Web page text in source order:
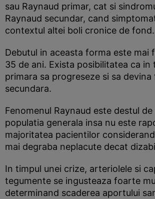
sau Raynaud primar, cat si
Raynaud secundar, cand
contextul altei boli cronice de fond.
Debutul in aceasta forma este mai
35 de ani. Exista posibilitatea ca in
primara sa progreseze si sa devina
secundara.
Fenomenul Raynaud este destul
populatia generala insa nu este
majoritatea pacientilor
mai degraba neplacute decat
In timpul unei crize, arteriolele si
tegumente se ingusteaza foarte
determinand scaderea aportului